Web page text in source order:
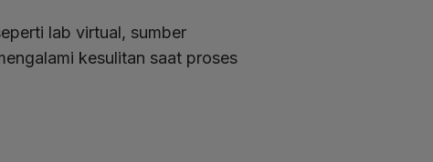
lab virtual, sumber
kesulitan saat proses